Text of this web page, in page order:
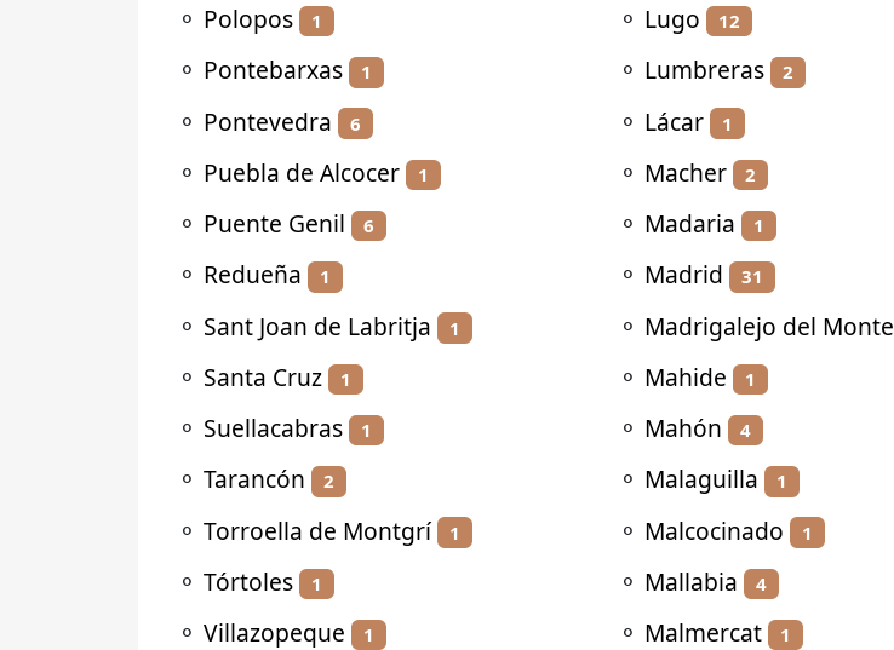
⚬ Polopos 1
⚬ Pontebarxas 1
⚬ Pontevedra 6
⚬ Puebla de Alcocer 1
⚬ Puente Genil 6
⚬ Redueña 1
⚬ Sant Joan de Labritja 1
⚬ Santa Cruz 1
⚬ Suellacabras 1
⚬ Tarancón 2
⚬ Torroella de Montgrí 1
⚬ Tórtoles 1
⚬ Villazopeque 1
⚬ Lugo 12
⚬ Lumbreras 2
⚬ Lácar 1
⚬ Macher 2
⚬ Madaria 1
⚬ Madrid 31
⚬ Madrigalejo del Monte
⚬ Mahide 1
⚬ Mahón 4
⚬ Malaguilla 1
⚬ Malcocinado 1
⚬ Mallabia 4
⚬ Malmercat 1